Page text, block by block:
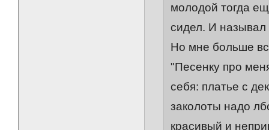
молодой тогда
сидел. И
Но мне больше
"Песенку про
себя: платье с
заколоты надо
красивый и